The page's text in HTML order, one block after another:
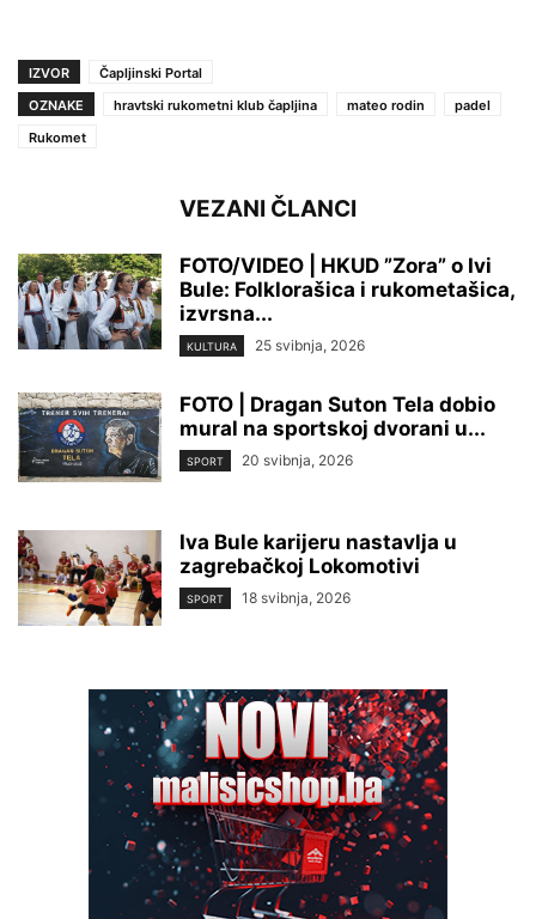
IZVOR
Čapljinski Portal
OZNAKE
hravtski rukometni klub čapljina mateo rodin
padel
Rukomet
VEZANI ČLANCI
FOTO/VIDEO | HKUD ”Zora” o Ivi
Bule: Folklorašica i rukometašica,
izvrsna...
KULTURA 25 svibnja, 2026
FOTO | Dragan Suton Tela dobio
mural na sportskoj dvorani u...
SPORT 20 svibnja, 2026
Iva Bule karijeru nastavlja u
zagrebačkoj Lokomotivi
SPORT 18 svibnja, 2026